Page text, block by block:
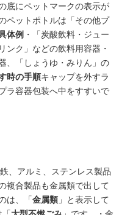
底にペットマークの表示が
ペットポトルは「その他プ
体例 ・「炭酸飲料・ジュー
ンク」などの飲料用容器・
、「しょうゆ・みりん」の
時の手順キャップを外すラ
ラ容器包装へ中をすすいで
、アルミ、ステンレス製品
複合製品も金属類で出して
は、「金属類 」と表示して